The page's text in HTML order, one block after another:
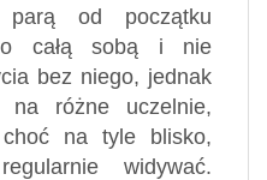
parą od początku
całą sobą i nie
bez niego, jednak
na różne uczelnie,
na tyle blisko,
widywać.